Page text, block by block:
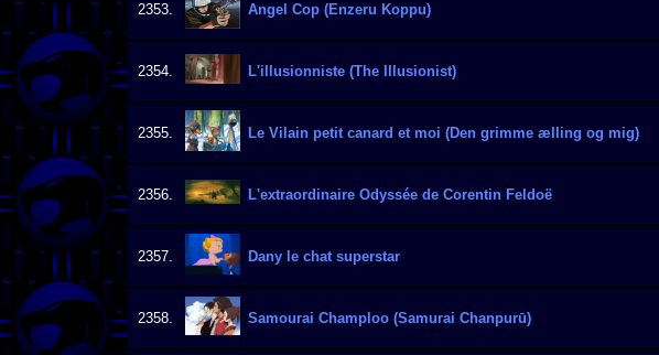
2353. Angel Cop (Enzeru Koppu)
2354. L'illusionniste (The Illusionist)
2355. Le Vilain petit canard et moi (Den grimme ælling og mig)
2356. L'extraordinaire Odyssée de Corentin Feldoë
2357. Dany le chat superstar
2358. Samourai Champloo (Samurai Chanpurū)